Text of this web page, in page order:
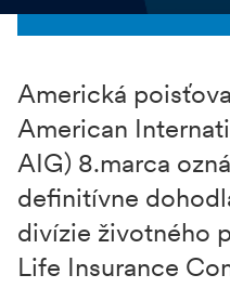
Americká
American
AIG) 8.marca
definitívne
divízie životného
Life Insurance